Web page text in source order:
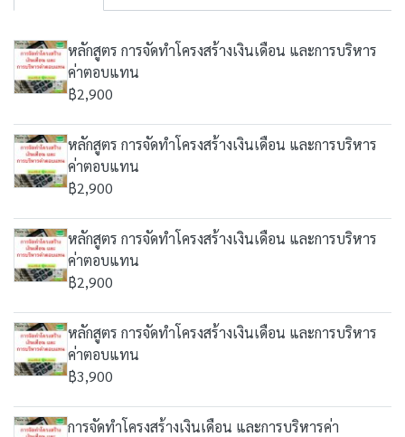
หลักสูตร การจัดทำโครงสร้างเงินเดือน และการบริหาร
ค่าตอบแทน
฿2,900
หลักสูตร การจัดทำโครงสร้างเงินเดือน และการบริหาร
ค่าตอบแทน
฿2,900
หลักสูตร การจัดทำโครงสร้างเงินเดือน และการบริหาร
ค่าตอบแทน
฿2,900
หลักสูตร การจัดทำโครงสร้างเงินเดือน และการบริหาร
ค่าตอบแทน
฿3,900
การจัดทำโครงสร้างเงินเดือน และการบริหารค่า